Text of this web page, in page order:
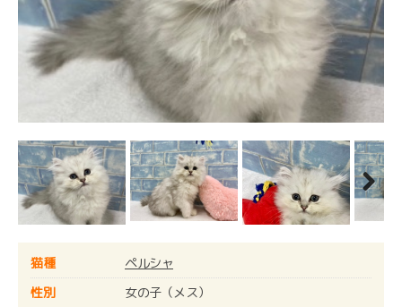
Next
Next
猫種
ペルシャ
性別
女の子（メス）